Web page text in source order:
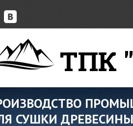
ТПК
СУШКИ